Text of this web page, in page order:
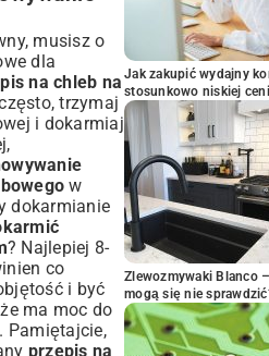
musisz o
dla
na chleb na
trzymaj
i dokarmiaj
w
dokarmianie
? Najlepiej 8-
co
i być
ma moc do
Pamiętajcie,
przepis na
Jak zakupić wydajny
stosunkowo niskiej
Zlewozmywaki Blanco
mogą się nie